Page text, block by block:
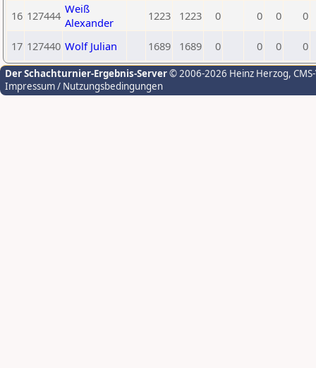
16 127444 Weiß
Alexander
1223 1223 0 0 0 0
17 127440 Wolf Julian 1689 1689 0 0 0 0
Der Schachturnier-Ergebnis-Server© 2006-2026 Heinz Herzog,
Impressum / Nutzungsbedingungen